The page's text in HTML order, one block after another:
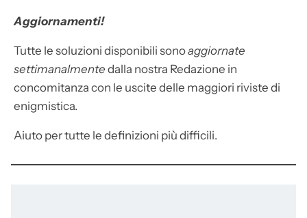
Aggiornamenti!
Tutte le soluzioni disponibili sonoaggiornate
settimanalmente dalla nostra Redazione in
concomitanza con le uscite delle maggiori riviste di
enigmistica.
Aiuto per tutte le definizioni più difficili.